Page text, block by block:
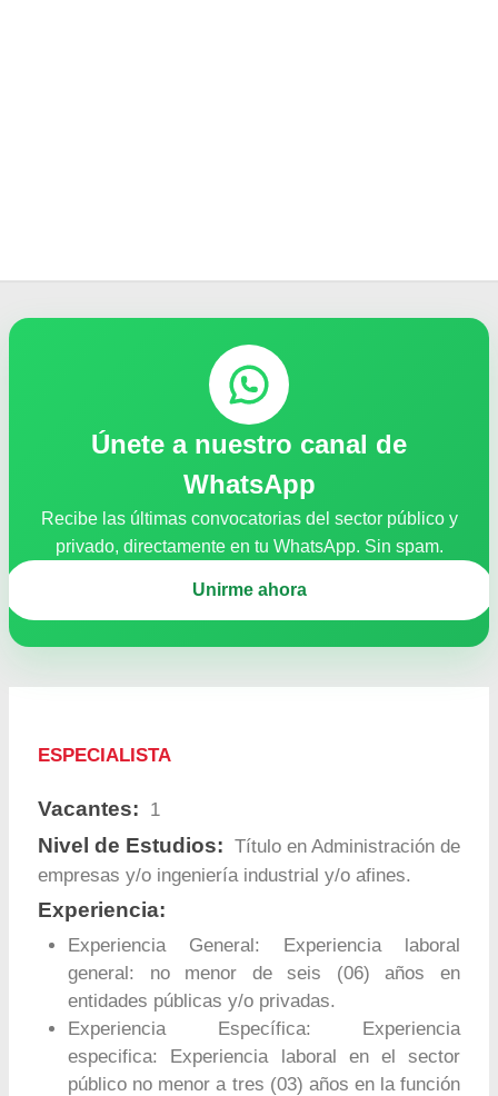
Únete a nuestro canal de
WhatsApp
Recibe las últimas convocatorias del sector público y
privado, directamente en tu WhatsApp. Sin spam.
Unirme ahora
ESPECIALISTA
Vacantes: 1
Nivel de Estudios: Título en Administración de
empresas y/o ingeniería industrial y/o afines.
Experiencia:
Experiencia General: Experiencia laboral
general: no menor de seis (06) años en
entidades públicas y/o privadas.
Experiencia Específica: Experiencia
especifica: Experiencia laboral en el sector
público no menor a tres (03) años en la función